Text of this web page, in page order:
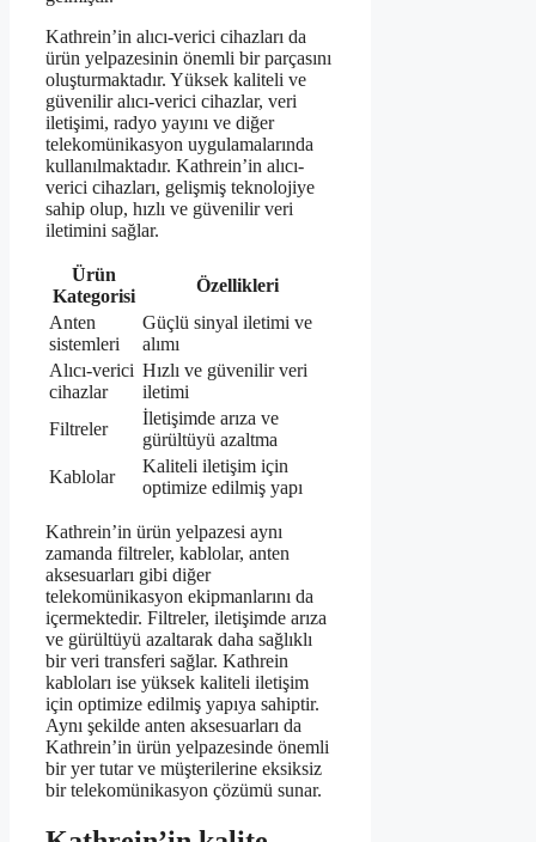
Kathrein’in alıcı-verici cihazları da
ürün yelpazesinin önemli bir parçasını
oluşturmaktadır. Yüksek kaliteli ve
güvenilir alıcı-verici cihazlar, veri
iletişimi, radyo yayını ve diğer
telekomünikasyon uygulamalarında
kullanılmaktadır. Kathrein’in alıcı-
verici cihazları, gelişmiş teknolojiye
sahip olup, hızlı ve güvenilir veri
iletimini sağlar.
Ürün
Kategorisi
Özellikleri
Anten
sistemleri
Güçlü sinyal iletimi ve
alımı
Alıcı-verici
cihazlar
Hızlı ve güvenilir veri
iletimi
Filtreler
İletişimde arıza ve
gürültüyü azaltma
Kablolar
Kaliteli iletişim için
optimize edilmiş yapı
Kathrein’in ürün yelpazesi aynı
zamanda filtreler, kablolar, anten
aksesuarları gibi diğer
telekomünikasyon ekipmanlarını da
içermektedir. Filtreler, iletişimde arıza
ve gürültüyü azaltarak daha sağlıklı
bir veri transferi sağlar. Kathrein
kabloları ise yüksek kaliteli iletişim
için optimize edilmiş yapıya sahiptir.
Aynı şekilde anten aksesuarları da
Kathrein’in ürün yelpazesinde önemli
bir yer tutar ve müşterilerine eksiksiz
bir telekomünikasyon çözümü sunar.